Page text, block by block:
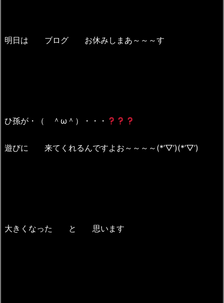
明日は ブログ お休みしまあ～～～す
ひ孫が・（ ＾ω＾）・・・
遊びに 来てくれるんですよお～～～～(*’▽’)(*’▽’)
大きくなった と 思います